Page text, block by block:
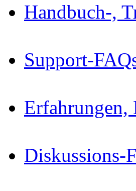
Handbuch-,
Support-
Erfahrungen,
Diskussions-